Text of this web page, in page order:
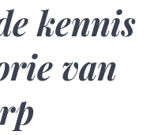
kennis
van